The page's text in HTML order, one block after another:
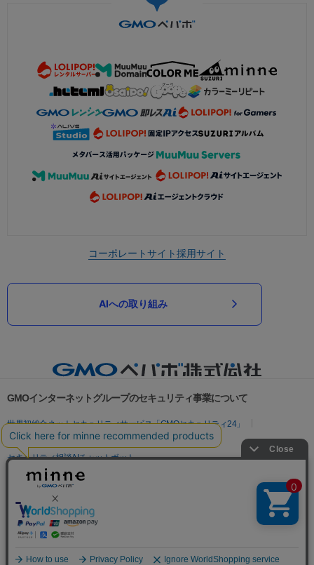
コーポレートサイト採用サイト
AIへの取り組み
GMOインターネットグループのセキュリティ事業について
世界初総合ネットセキュリティサービス「GMOセキュリティ24」
パスワード漏洩診断
Webサイトリスク診断
セキュリティ相談AIチャットボット
実在証明・盗聴対策
サイバー攻撃対策（GMO Flatt Security）
セキュリティ事業の軌跡